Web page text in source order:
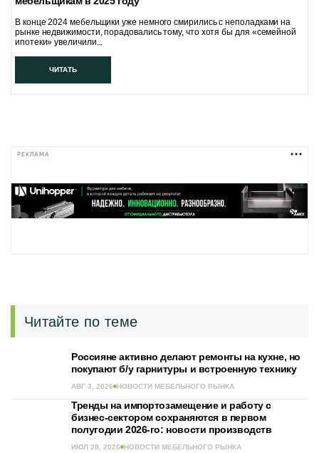
В конце 2024 мебельщики уже немного смирились с неполадками на
рынке недвижимости, порадовались тому, что хотя бы для «семейной
ипотеки» увеличили...
ЧИТАТЬ
РЕКЛАМА
Читайте по теме
Россияне активно делают ремонты на кухне, но
покупают б/у гарнитуры и встроенную технику
АВГ 3, 2026 НОВОСТИ МЕБЕЛЬНОГО РЫНКА
Тренды на импортозамещение и работу с
бизнес-сектором сохраняются в первом
полугодии 2026-го: новости производств
ИЮЛ 28, 2026 НОВОСТИ МЕБЕЛЬНОГО РЫНКА